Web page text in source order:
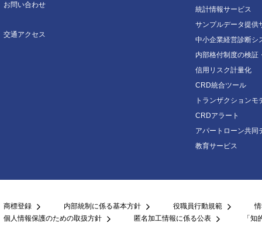
お問い合わせ
交通アクセス
統計情報サービス
サンプルデータ提供
中小企業経営診断シ
内部格付制度の検証
信用リスク計量化
CRD統合ツール
トランザクションモ
CRDアラート
アパートローン共同
教育サービス
商標登録 内部統制に係る基本方針 役職員行動規範
個人情報保護のための取扱方針
匿名加工情報に係る公表 「